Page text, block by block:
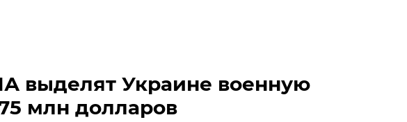
выделят Украине военную
млн долларов